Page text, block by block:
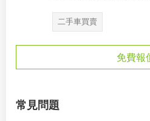
二手車買賣
免費報
常見問題